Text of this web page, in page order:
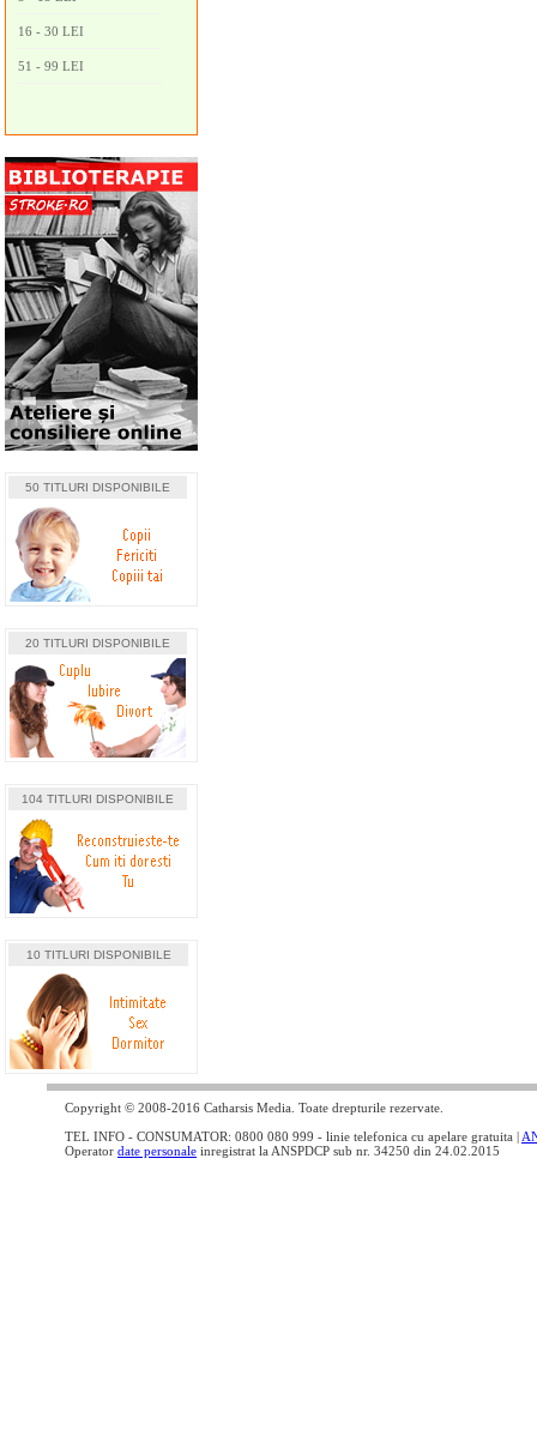
16 - 30 LEI
51 - 99 LEI
50 TITLURI DISPONIBILE
20 TITLURI DISPONIBILE
104 TITLURI DISPONIBILE
10 TITLURI DISPONIBILE
Copyright © 2008-2016 Catharsis Media. Toate drepturile rezervate.
TEL INFO - CONSUMATOR: 0800 080 999 - linie telefonica cu apelare gratuita |
Operator date personale inregistrat la ANSPDCP sub nr. 34250 din 24.02.2015